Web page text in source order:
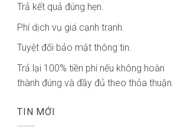
Trả kết quả đúng hẹn.
Phí dịch vụ giá cạnh tranh.
Tuyệt đối bảo mật thông tin.
Trả lại 100% tiền phí nếu không hoàn
thành đúng và đầy đủ theo thỏa thuận.
TIN MỚI